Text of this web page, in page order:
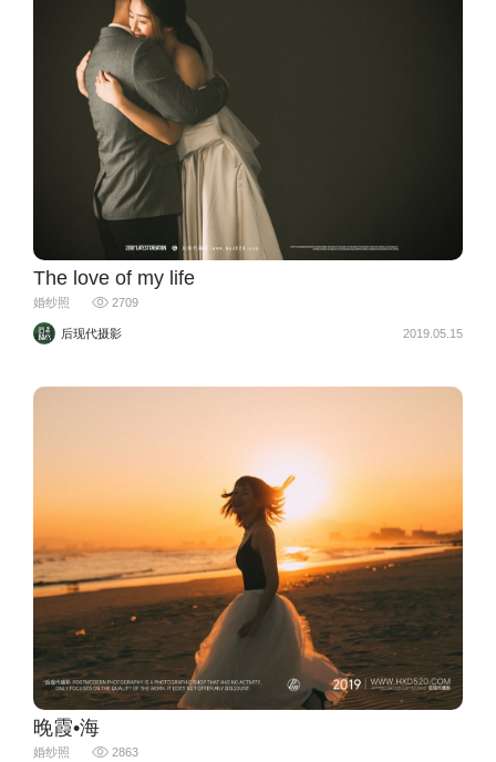
The love of my life
婚纱照 2709
后现代摄影 2019.05.15
晚霞•海
婚纱照 2863